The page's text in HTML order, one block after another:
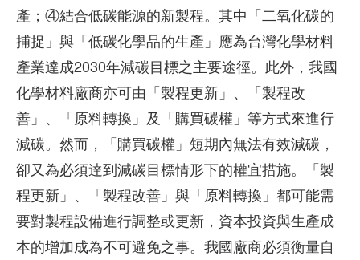
產；④結合低碳能源的新製程。其中「二氧化碳的
捕捉」與「低碳化學品的生產」應為台灣化學材料
產業達成2030年減碳目標之主要途徑。此外，我國
化學材料廠商亦可由「製程更新」、「製程改
善」、「原料轉換」及「購買碳權」等方式來進行
減碳。然而，「購買碳權」短期內無法有效減碳，
卻又為必須達到減碳目標情形下的權宜措施。「製
程更新」、「製程改善」與「原料轉換」都可能需
要對製程設備進行調整或更新，資本投資與生產成
本的增加成為不可避免之事。我國廠商必須衡量自